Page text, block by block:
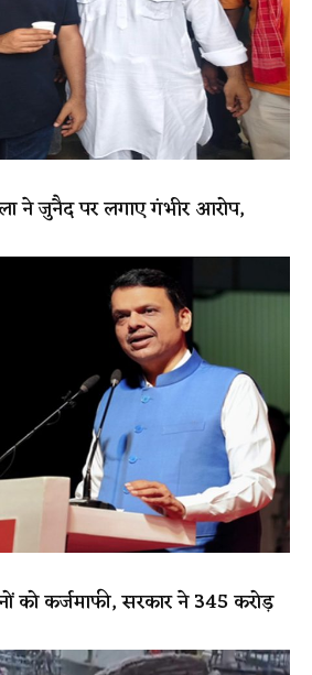
ने जुनैद पर लगाए गंभीर आरोप,
को कर्जमाफी, सरकार ने 345 करोड़